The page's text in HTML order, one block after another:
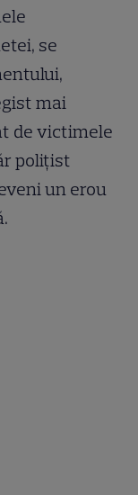
se
mai
de victimele
polițist
un erou